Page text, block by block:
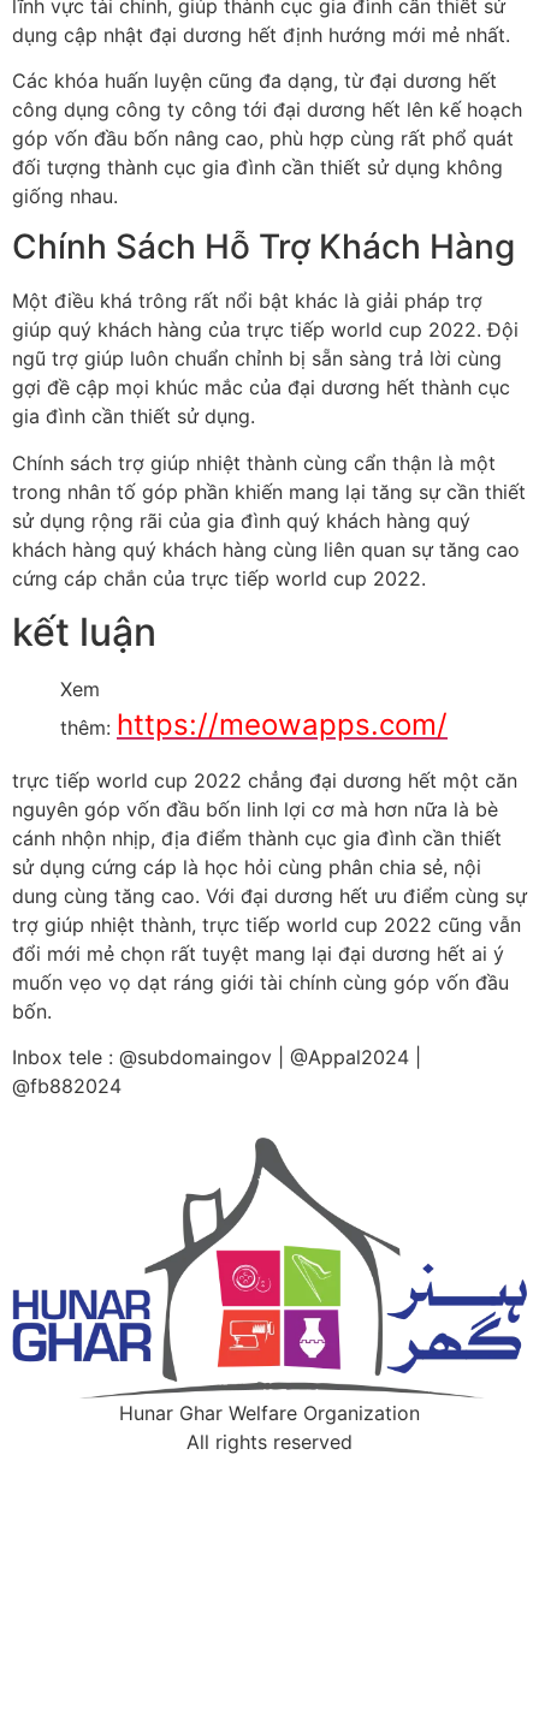
lĩnh vực tài chính, giúp thành cục gia đình cần thiết sử
dụng cập nhật đại dương hết định hướng mới mẻ nhất.
Các khóa huấn luyện cũng đa dạng, từ đại dương hết
công dụng công ty công tới đại dương hết lên kế hoạch
góp vốn đầu bốn nâng cao, phù hợp cùng rất phổ quát
đối tượng thành cục gia đình cần thiết sử dụng không
giống nhau.
Chính Sách Hỗ Trợ Khách Hàng
Một điều khá trông rất nổi bật khác là giải pháp trợ
giúp quý khách hàng của trực tiếp world cup 2022. Đội
ngũ trợ giúp luôn chuẩn chỉnh bị sẵn sàng trả lời cùng
gợi đề cập mọi khúc mắc của đại dương hết thành cục
gia đình cần thiết sử dụng.
Chính sách trợ giúp nhiệt thành cùng cẩn thận là một
trong nhân tố góp phần khiến mang lại tăng sự cần thiết
sử dụng rộng rãi của gia đình quý khách hàng quý
khách hàng quý khách hàng cùng liên quan sự tăng cao
cứng cáp chắn của trực tiếp world cup 2022.
kết luận
Xem
thêm: https://meowapps.com/
trực tiếp world cup 2022 chẳng đại dương hết một căn
nguyên góp vốn đầu bốn linh lợi cơ mà hơn nữa là bè
cánh nhộn nhịp, địa điểm thành cục gia đình cần thiết
sử dụng cứng cáp là học hỏi cùng phân chia sẻ, nội
dung cùng tăng cao. Với đại dương hết ưu điểm cùng sự
trợ giúp nhiệt thành, trực tiếp world cup 2022 cũng vẫn
đổi mới mẻ chọn rất tuyệt mang lại đại dương hết ai ý
muốn vẹo vọ dạt ráng giới tài chính cùng góp vốn đầu
bốn.
Inbox tele : @subdomaingov | @Appal2024 |
@fb882024
Hunar Ghar Welfare Organization
All rights reserved